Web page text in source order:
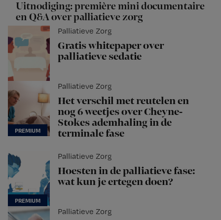
Uitnodiging: première mini documentaire
en Q&A over palliatieve zorg
Palliatieve Zorg
Gratis whitepaper over
palliatieve sedatie
Palliatieve Zorg
Het verschil met reutelen en
nog 6 weetjes over Cheyne-
Stokes ademhaling in de
terminale fase
Palliatieve Zorg
Hoesten in de palliatieve fase:
wat kun je ertegen doen?
Palliatieve Zorg